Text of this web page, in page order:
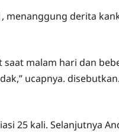
menanggung derita
saat malam hari dan
ucapnya.
25 kali. Selanjutnya